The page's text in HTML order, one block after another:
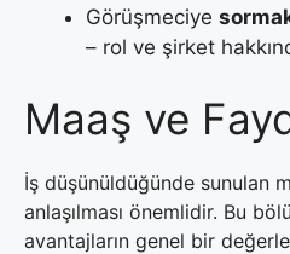
Görüşmeciye
– rol ve şirket
Maaş ve
İş düşünüldüğünde sunulan
anlaşılması önemlidir. Bu
avantajların genel bir